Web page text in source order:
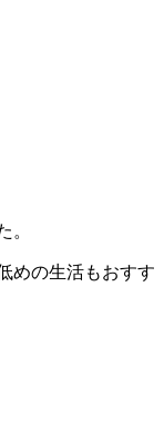
。
めの生活もおすす